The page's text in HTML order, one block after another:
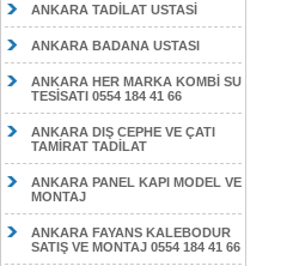
ANKARA TADİLAT USTASİ
ANKARA BADANA USTASI
ANKARA HER MARKA KOMBİ SU
TESİSATI 0554 184 41 66
ANKARA DIŞ CEPHE VE ÇATI
TAMİRAT TADİLAT
ANKARA PANEL KAPI MODEL VE
MONTAJ
ANKARA FAYANS KALEBODUR
SATIŞ VE MONTAJ 0554 184 41 66